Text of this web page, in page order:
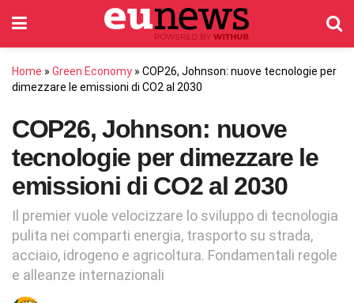
Home » Green Economy » COP26, Johnson: nuove tecnologie per
dimezzare le emissioni di CO2 al 2030
COP26, Johnson: nuove
tecnologie per dimezzare le
emissioni di CO2 al 2030
Il premier vuole velocizzare lo sviluppo di tecnologia
pulita nei comparti energia, trasporto su strada,
acciaio, idrogeno e agricoltura. Fondamentali regole
e alleanze internazionali